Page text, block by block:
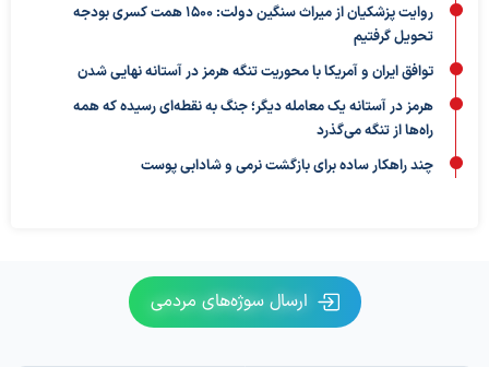
روایت پزشکیان از میراث سنگین دولت: ۱۵۰۰ همت کسری بودجه
تحویل گرفتیم
توافق ایران و آمریکا با محوریت تنگه هرمز در آستانه نهایی شدن
هرمز در آستانه یک معامله دیگر؛ جنگ به نقطه‌ای رسیده که همه
راه‌ها از تنگه می‌گذرد
چند راهکار ساده برای بازگشت نرمی و شادابی پوست
ارسال سوژه‌های مردمی